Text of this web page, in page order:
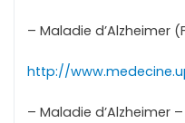
– Maladie d’Alzheimer
http://
– Maladie d’Alzheimer